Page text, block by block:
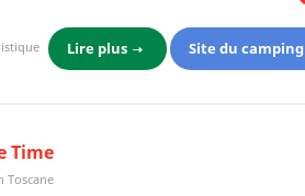
Lire plus Site du camping
Time
Toscane